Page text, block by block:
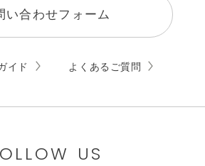
い合わせフォーム
イド よくあるご質問
US